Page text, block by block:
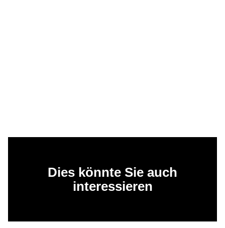
Dies könnte Sie auch
interessieren